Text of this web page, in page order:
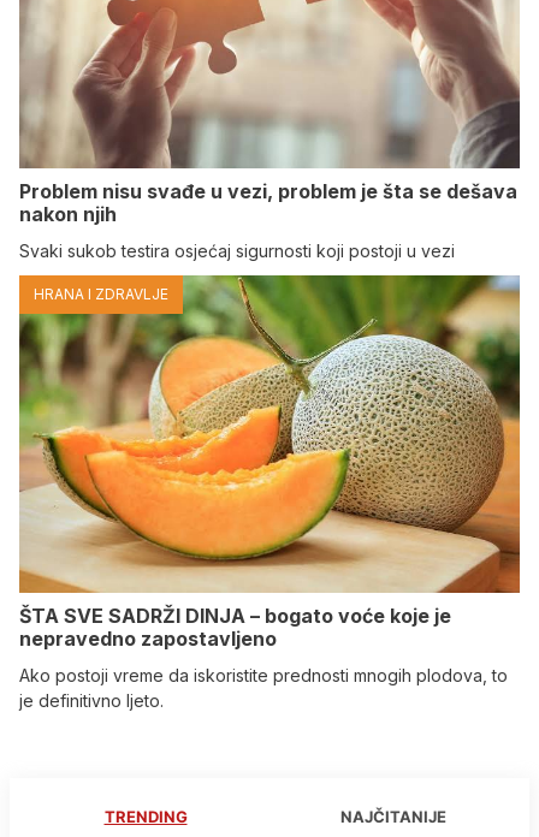
Problem nisu svađe u vezi, problem je šta se dešava
nakon njih
Svaki sukob testira osjećaj sigurnosti koji postoji u vezi
HRANA I ZDRAVLJE
ŠTA SVE SADRŽI DINJA – bogato voće koje je
nepravedno zapostavljeno
Ako postoji vreme da iskoristite prednosti mnogih plodova, to
je definitivno ljeto.
TRENDING NAJČITANIJE